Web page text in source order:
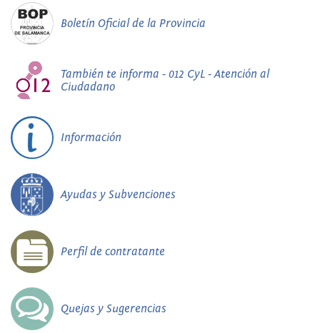
Boletín Oficial de la Provincia
También te informa - 012 CyL - Atención al
Ciudadano
Información
Ayudas y Subvenciones
Perfil de contratante
Quejas y Sugerencias